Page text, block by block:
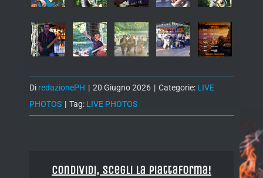
Di redazionePH | 20 Giugno 2026 | Categorie: LIVE
PHOTOS | Tag: LIVE PHOTOS
Condividi, Scegli la piattaforma!